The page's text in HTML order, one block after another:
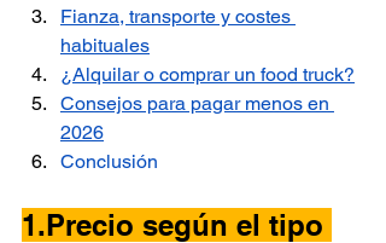
Fianza, transporte y costes
habituales
¿Alquilar o comprar un food truck?
Consejos para pagar menos en
2026
Conclusión
1.Precio según el tipo